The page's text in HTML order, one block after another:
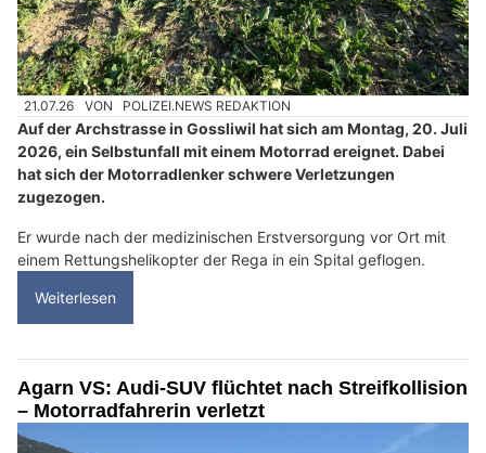
21.07.26 VON POLIZEI.NEWS REDAKTION
Auf der Archstrasse in Gossliwil hat sich am Montag, 20. Juli
2026, ein Selbstunfall mit einem Motorrad ereignet. Dabei
hat sich der Motorradlenker schwere Verletzungen
zugezogen.
Er wurde nach der medizinischen Erstversorgung vor Ort mit
einem Rettungshelikopter der Rega in ein Spital geflogen.
Weiterlesen
Agarn VS: Audi-SUV flüchtet nach Streifkollision
– Motorradfahrerin verletzt